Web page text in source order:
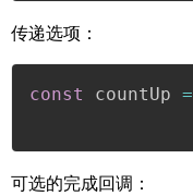
传递选项：
const countUp =
可选的完成回调：